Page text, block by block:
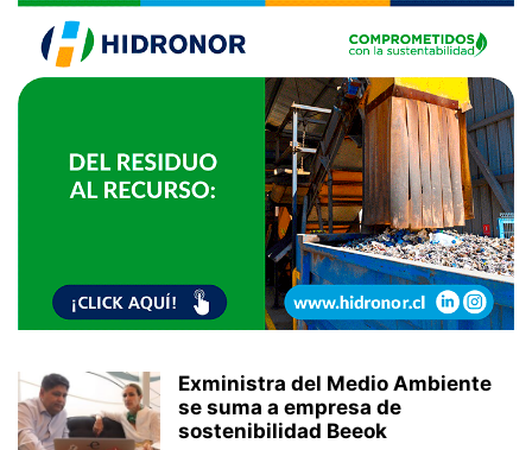
Exministra del Medio Ambiente
se suma a empresa de
sostenibilidad Beeok